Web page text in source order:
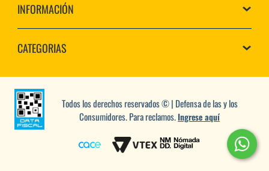
INFORMACIÓN
CATEGORIAS
Todos los derechos reservados © | Defensa de las y los
Consumidores. Para reclamos.Ingrese aquí